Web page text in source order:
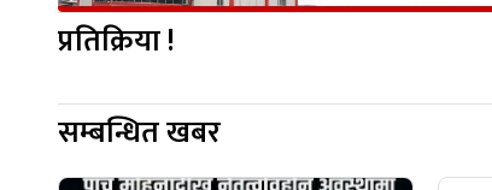
प्रतिक्रिया !
सम्बन्धित खबर